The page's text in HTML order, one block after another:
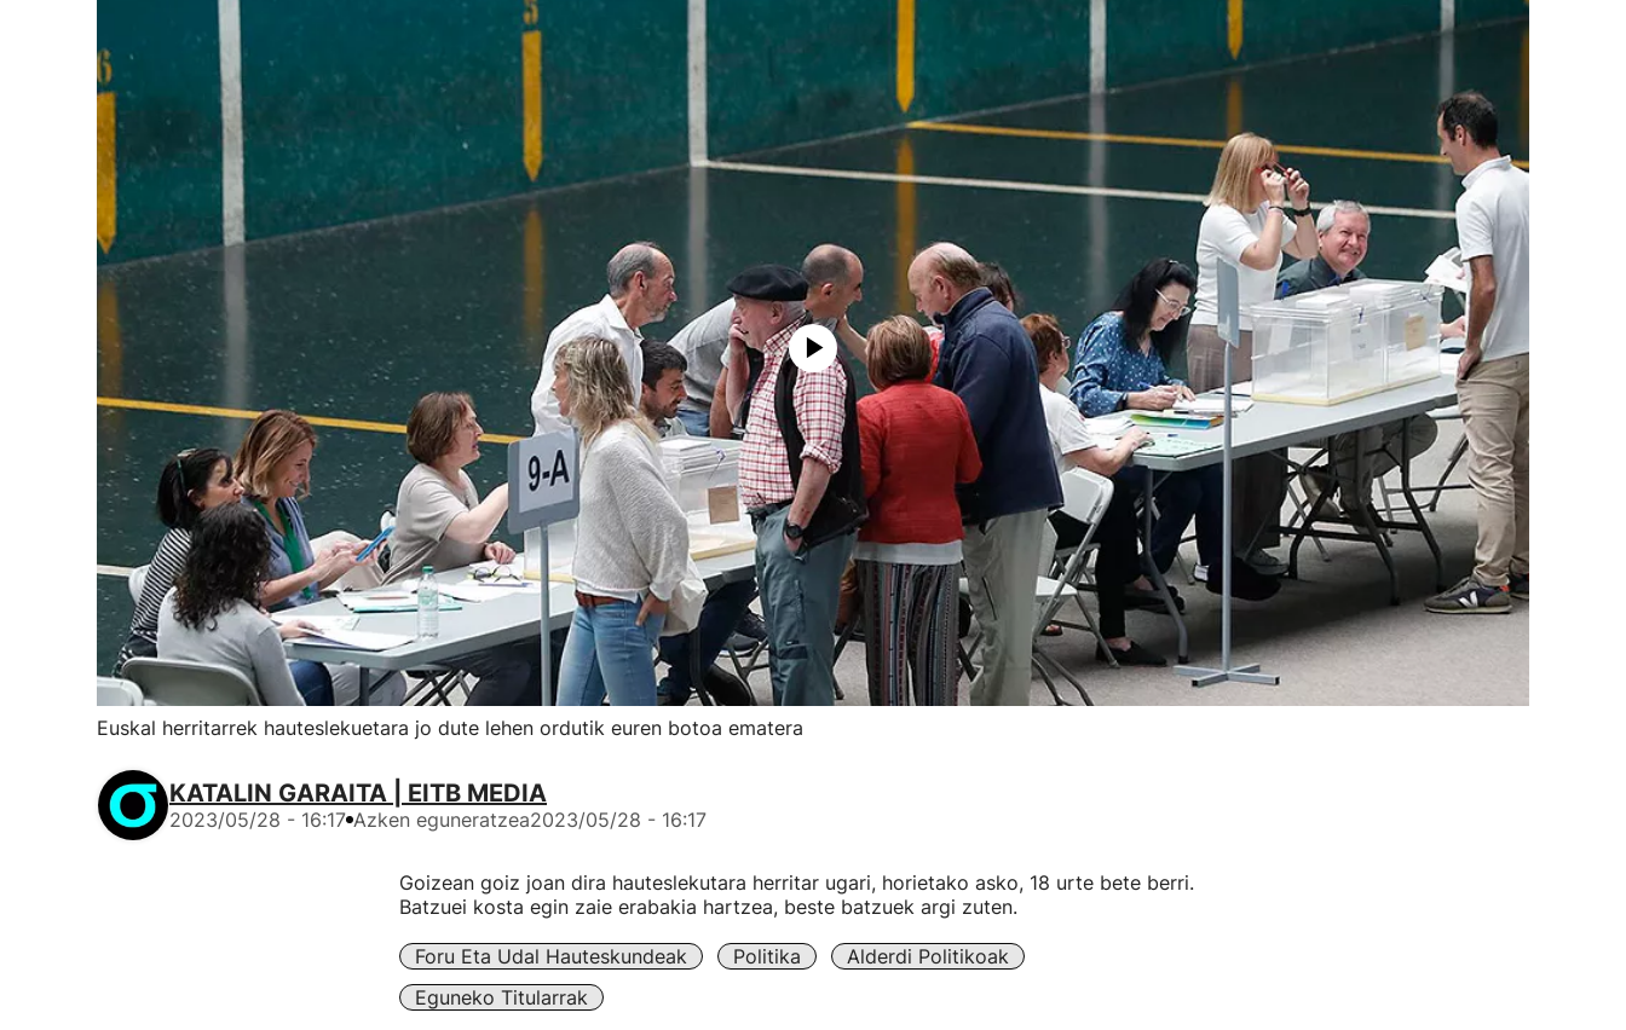
Euskal herritarrek hauteslekuetara jo dute lehen ordutik euren botoa ematera
KATALIN GARAITA | EITB MEDIA
2023/05/28 - 16:17 Azken eguneratzea2023/05/28 - 16:17
Goizean goiz joan dira hauteslekutara herritar ugari, horietako asko, 18 urte bete berri.
Batzuei kosta egin zaie erabakia hartzea, beste batzuek argi zuten.
Foru Eta Udal Hauteskundeak Politika
Alderdi Politikoak
Eguneko Titularrak